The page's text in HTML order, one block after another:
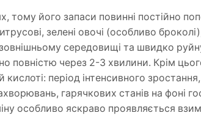
тому його запаси повинні постійно
зелені овочі (особливо
середовищі та швидко
повністю через 2-3 хвилини. Крім
період інтенсивного
гарячкових станів на фоні
особливо яскраво проявляється